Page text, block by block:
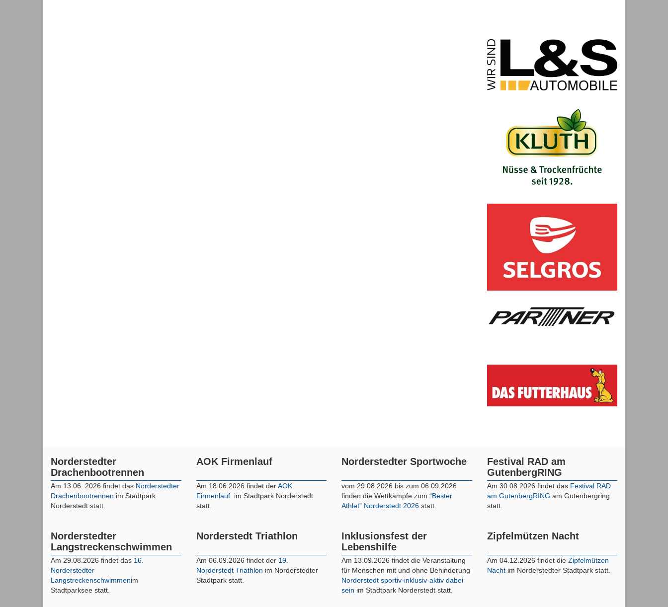
Norderstedter
Drachenbootrennen
Am 13.06. 2026 findet das Norderstedter
Drachenbootrennen im Stadtpark
Norderstedt statt.
AOK Firmenlauf
Am 18.06.2026 findet derAOK
Firmenlauf im Stadtpark Norderstedt
statt.
Norderstedter Sportwoche
vom 29.08.2026 bis zum 06.09.2026
finden die Wettkämpfe zum “Bester
Athlet” Norderstedt 2026 statt.
Festival RAD am
GutenbergRING
Am 30.08.2026 findet das Festival RAD
am GutenbergRING am Gutenbergring
statt.
Norderstedter
Langstreckenschwimmen
Am 29.08.2026 findet das 16.
Norderstedter
Langstreckenschwimmenim
Stadtparksee statt.
Norderstedt Triathlon
Am 06.09.2026 findet der 19.
Norderstedt Triathlon im Norderstedter
Stadtpark statt.
Inklusionsfest der
Lebenshilfe
Am 13.09.2026 findet die Veranstaltung
für Menschen mit und ohne Behinderung
Norderstedt sportiv-inklusiv-aktiv dabei
sein im Stadtpark Norderstedt statt.
Zipfelmützen Nacht
Am 04.12.2026 findet die Zipfelmützen
Nachtim Norderstedter Stadtpark statt.